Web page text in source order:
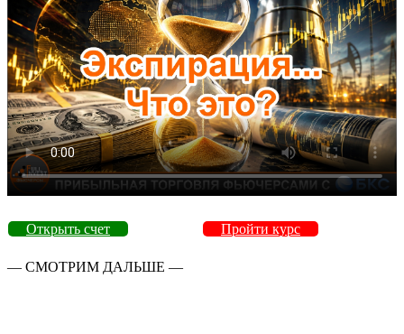
Открыть счет Пройти курс
— СМОТРИМ ДАЛЬШЕ —